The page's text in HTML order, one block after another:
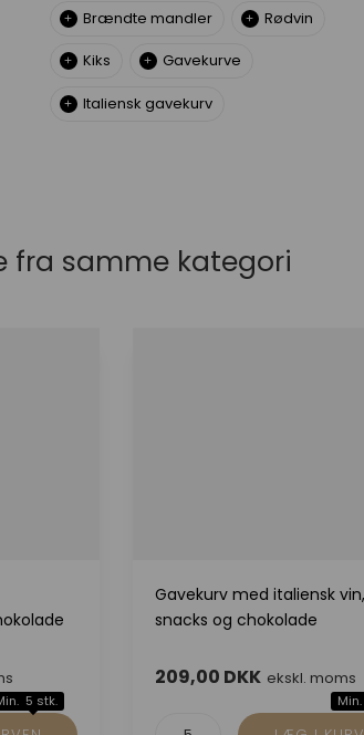
Brændte mandler Rødvin
Kiks Gavekurve
Italiensk gavekurv
fra samme kategori
Gavekurv med italiensk